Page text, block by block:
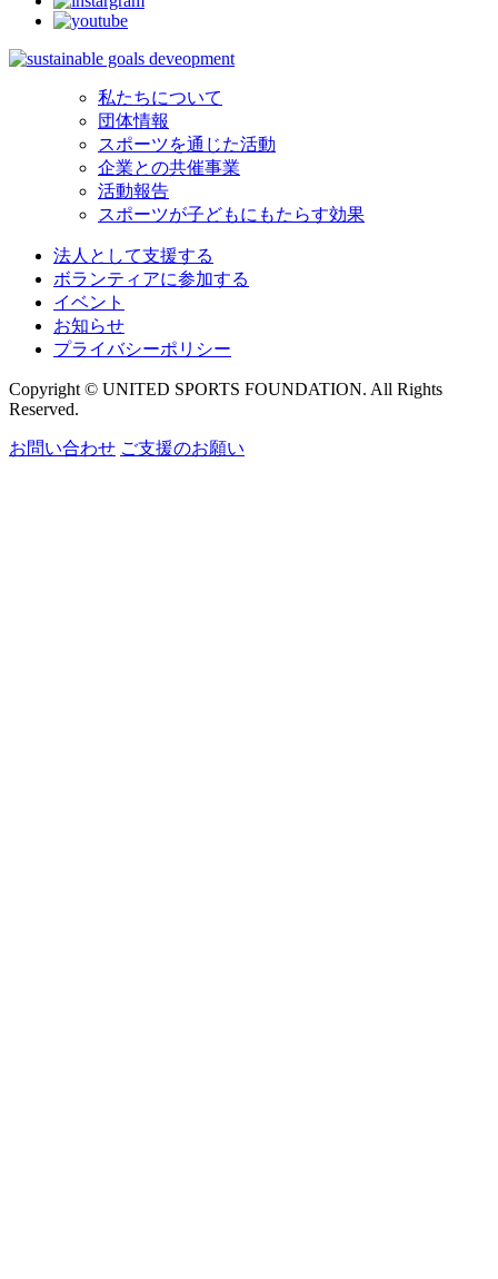
私たちについて
団体情報
スポーツを通じた活動
企業との共催事業
活動報告
スポーツが子どもにもたらす効果
法人として支援する
ボランティアに参加する
イベント
お知らせ
プライバシーポリシー
Copyright © UNITED SPORTS FOUNDATION. All Rights
Reserved.
お問い合わせ ご支援のお願い